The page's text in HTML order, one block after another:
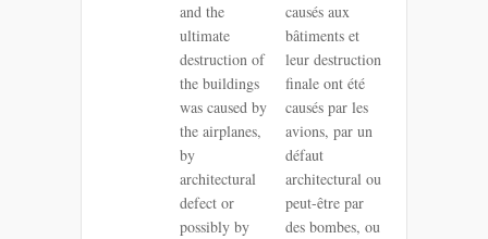
and the
ultimate
destruction of
the buildings
was caused by
the airplanes,
by
architectural
defect or
possibly by
causés aux
bâtiments et
leur destruction
finale ont été
causés par les
avions, par un
défaut
architectural ou
peut-être par
des bombes, ou